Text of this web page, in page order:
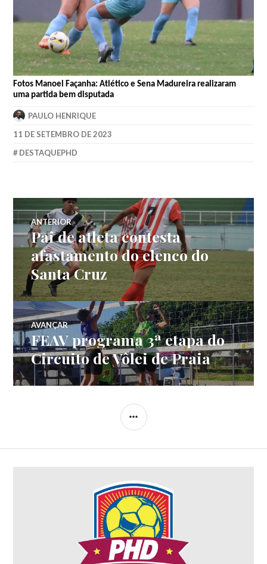
Fotos Manoel Façanha: Atlético e Sena Madureira realizaram
uma partida bem disputada
PAULO HENRIQUE
11 DE SETEMBRO DE 2023
DESTAQUEPHD
ANTERIOR
Pai de atleta contesta
afastamento do elenco do
Santa Cruz
AVANÇAR
FEAV programa 3ª etapa do
Circuito de Vôlei de Praia